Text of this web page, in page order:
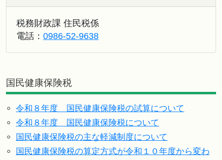
税務財政課 住民税係
電話： 0986-52-9638
国民健康保険税
令和８年度 国民健康保険税の試算について
令和８年度 国民健康保険税について
国民健康保険税の主な軽減制度について
国民健康保険税の算定方式が令和１０年度から変わ